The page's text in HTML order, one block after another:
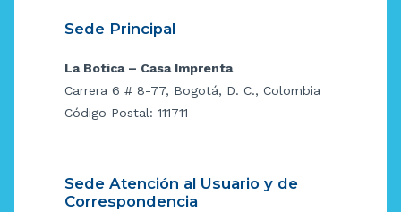
Sede Principal
La Botica – Casa Imprenta
Carrera 6 # 8-77, Bogotá, D. C., Colombia
Código Postal: 111711
Sede Atención al Usuario y de
Correspondencia